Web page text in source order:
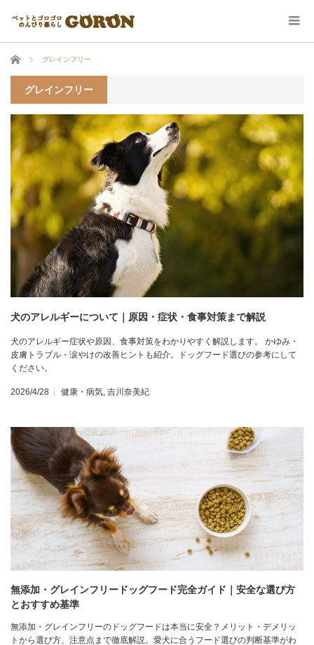
ホーム グレインフリー
グレインフリー
犬のアレルギーについて｜原因・症状・食事対策まで解説
犬のアレルギー症状や原因、食事対策をわかりやすく解説します。 かゆみ・
皮膚トラブル・涙やけの改善ヒントも紹介。ドッグフード選びの参考にして
ください。
2026/4/28 健康・病気, 吉川奈美紀
無添加・グレインフリードッグフード完全ガイド｜安全な選び方
とおすすめ基準
無添加・グレインフリーのドッグフードは本当に安全？メリット・デメリッ
トから選び方、注意点まで徹底解説。愛犬に合うフード選びの判断基準がわ